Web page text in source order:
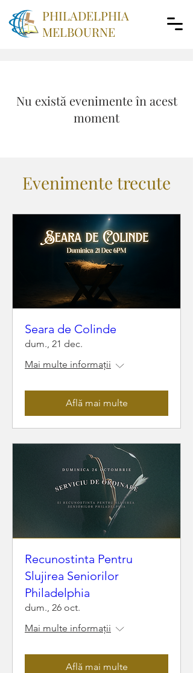
PHILADELPHIA
MELBOURNE
Nu există evenimente în acest
moment
Evenimente trecute
Seara de Colinde
dum., 21 dec.
Mai multe informații
Află mai multe
Recunostinta Pentru
Slujirea Seniorilor
Philadelphia
dum., 26 oct.
Mai multe informații
Află mai multe